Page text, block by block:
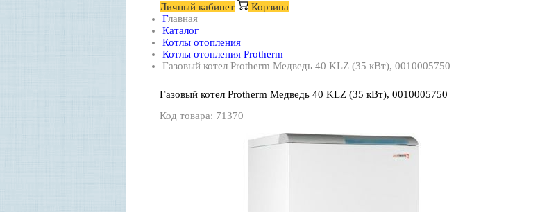
Личный кабинет
Корзина
Главная
Каталог
Котлы отопления
Котлы отопления Protherm
Газовый котел Protherm Медведь 40 KLZ (35 кВт), 0010005750
Газовый котел Protherm Медведь 40 KLZ (35 кВт), 0010005750
Код товара: 71370